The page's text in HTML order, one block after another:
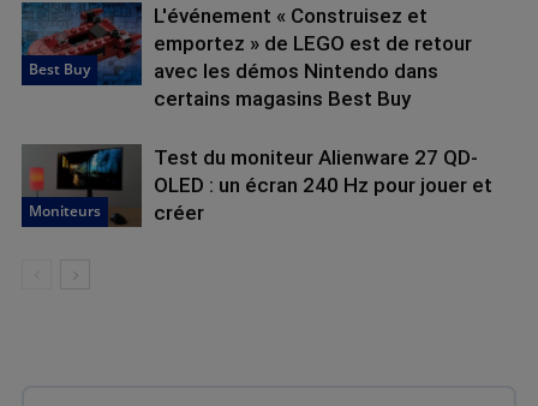
Best Buy
L'événement « Construisez et
emportez » de LEGO est de retour
avec les démos Nintendo dans
certains magasins Best Buy
Moniteurs
Test du moniteur Alienware 27 QD-
OLED : un écran 240 Hz pour jouer et
créer